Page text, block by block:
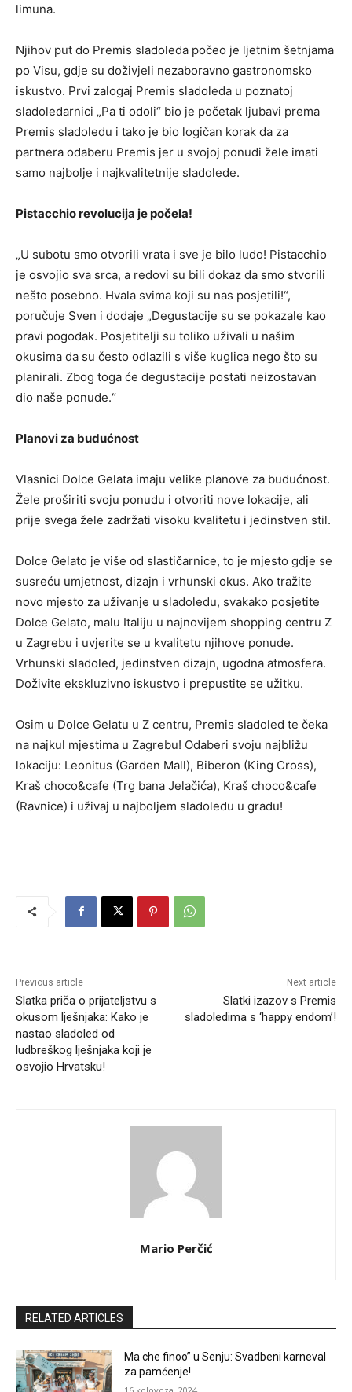
limuna.
Njihov put do Premis sladoleda počeo je ljetnim šetnjama
po Visu, gdje su doživjeli nezaboravno gastronomsko
iskustvo. Prvi zalogaj Premis sladoleda u poznatoj
sladoledarnici „Pa ti odoli“ bio je početak ljubavi prema
Premis sladoledu i tako je bio logičan korak da za
partnera odaberu Premis jer u svojoj ponudi žele imati
samo najbolje i najkvalitetnije sladolede.
Pistacchio revolucija je počela!
„U subotu smo otvorili vrata i sve je bilo ludo! Pistacchio
je osvojio sva srca, a redovi su bili dokaz da smo stvorili
nešto posebno. Hvala svima koji su nas posjetili!“,
poručuje Sven i dodaje „Degustacije su se pokazale kao
pravi pogodak. Posjetitelji su toliko uživali u našim
okusima da su često odlazili s više kuglica nego što su
planirali. Zbog toga će degustacije postati neizostavan
dio naše ponude.“
Planovi za budućnost
Vlasnici Dolce Gelata imaju velike planove za budućnost.
Žele proširiti svoju ponudu i otvoriti nove lokacije, ali
prije svega žele zadržati visoku kvalitetu i jedinstven stil.
Dolce Gelato je više od slastičarnice, to je mjesto gdje se
susreću umjetnost, dizajn i vrhunski okus. Ako tražite
novo mjesto za uživanje u sladoledu, svakako posjetite
Dolce Gelato, malu Italiju u najnovijem shopping centru Z
u Zagrebu i uvjerite se u kvalitetu njihove ponude.
Vrhunski sladoled, jedinstven dizajn, ugodna atmosfera.
Doživite ekskluzivno iskustvo i prepustite se užitku.
Osim u Dolce Gelatu u Z centru, Premis sladoled te čeka
na najkul mjestima u Zagrebu! Odaberi svoju najbližu
lokaciju: Leonitus (Garden Mall), Biberon (King Cross),
Kraš choco&cafe (Trg bana Jelačića), Kraš choco&cafe
(Ravnice) i uživaj u najboljem sladoledu u gradu!
Previous article
Slatka priča o prijateljstvu s
okusom lješnjaka: Kako je
nastao sladoled od
ludbreškog lješnjaka koji je
osvojio Hrvatsku!
Next article
Slatki izazov s Premis
sladoledima s ‘happy endom’!
Mario Perčić
RELATED ARTICLES
Ma che finoo” u Senju: Svadbeni karneval
za pamćenje!